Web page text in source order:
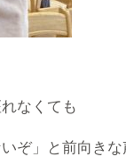
なくても
ぞ」と前向き